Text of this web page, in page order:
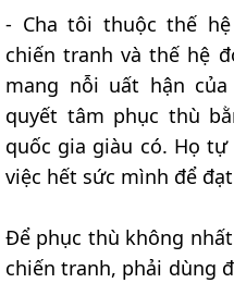
- Cha tôi thuộc thế
chiến tranh và thế hệ
mang nỗi uất hận
quyết tâm phục thù
quốc gia giàu có. Họ
việc hết sức mình để
Để phục thù không
chiến tranh, phải dùng